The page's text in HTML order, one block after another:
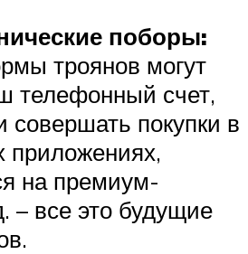
поборы:
троянов могут
телефонный счет,
совершать покупки в
приложениях,
на премиум-
– все это будущие